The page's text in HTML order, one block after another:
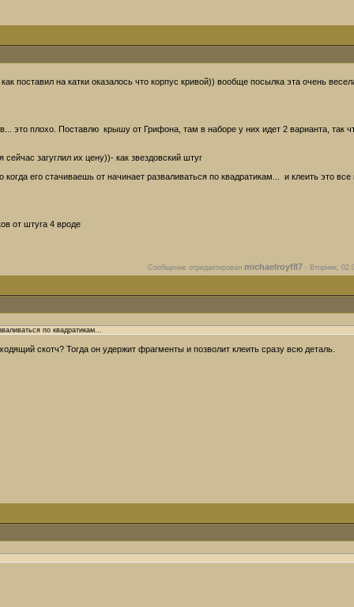
поставил на катки оказалось что корпус кривой)) вообще посылка эта очень
это плохо. Поставлю крышу от Грифона, там в наборе у них идет 2 варианта, так
загуглил их цену))- как звездовский штуг
его стачиваешь от начинает разваливаться по квадратикам... и клеить это все
от штуга 4 вроде
Сообщение отредактировал michaelroyf87 - Вторник,
по квадратикам...
скотч? Тогда он удержит фрагменты и позволит клеить сразу всю деталь.